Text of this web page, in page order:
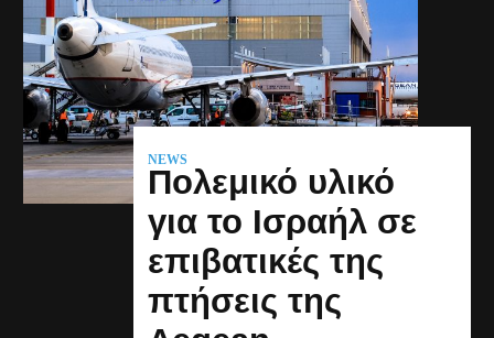
NEWS
Πολεμικό υλικό
για το Ισραήλ σε
επιβατικές της
πτήσεις της